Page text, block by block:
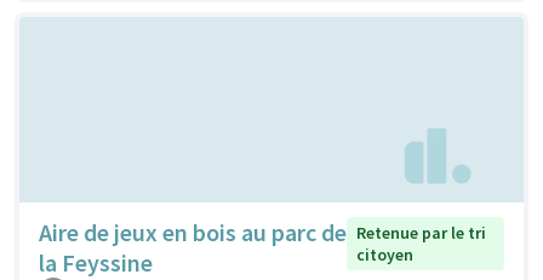
Aire de jeux en bois au parc de
la Feyssine
Retenue par le tri
citoyen